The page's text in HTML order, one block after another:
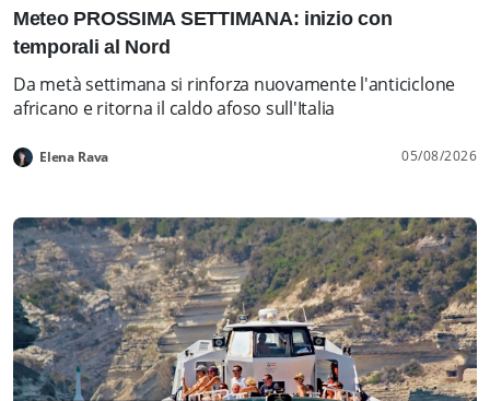
Meteo PROSSIMA SETTIMANA: inizio con
temporali al Nord
Da metà settimana si rinforza nuovamente l'anticiclone
africano e ritorna il caldo afoso sull'Italia
Elena Rava 05/08/2026